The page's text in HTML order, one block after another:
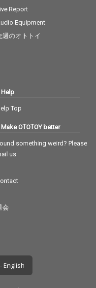
ける！！
Report
Equipment
週のオトトイ
Help
Top
Make OTOTOY better
something weird? Please
us
会
English